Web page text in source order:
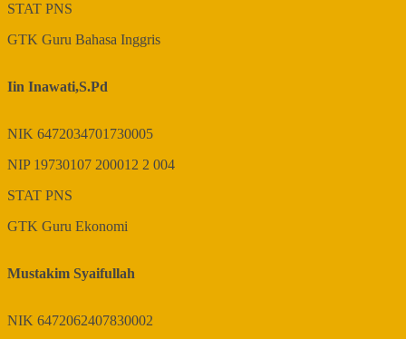
STAT PNS
GTK Guru Bahasa Inggris
Iin Inawati,S.Pd
NIK 6472034701730005
NIP 19730107 200012 2 004
STAT PNS
GTK Guru Ekonomi
Mustakim Syaifullah
NIK 6472062407830002